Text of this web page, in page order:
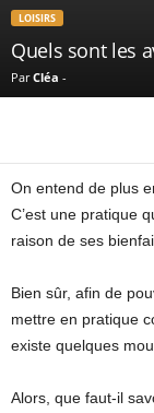
LOISIRS
Quels sont les
Par Cléa -
On entend de plus
C’est une pratique
raison de ses
Bien sûr, afin de
mettre en pratique
existe quelques
Alors, que faut-il